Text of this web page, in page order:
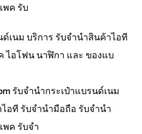
พค รับ
เนม บริการ รับจำนำสินค้าไอที
ไอโฟน นาฬิกา และ ของแบ
รับจำนำกระเป๋าแบรนด์เนม
อที รับจำนำมือถือ รับจำนำ
ค รับจำ